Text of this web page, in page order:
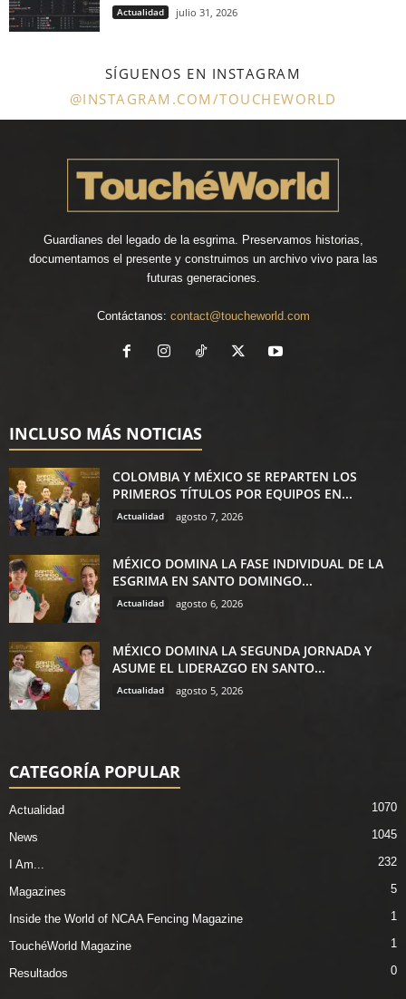
Actualidad julio 31, 2026
SÍGUENOS EN INSTAGRAM
@INSTAGRAM.COM/TOUCHEWORLD
Guardianes del legado de la esgrima. Preservamos historias,
documentamos el presente y construimos un archivo vivo para las
futuras generaciones.
Contáctanos: contact@toucheworld.com
INCLUSO MÁS NOTICIAS
COLOMBIA Y MÉXICO SE REPARTEN LOS
PRIMEROS TÍTULOS POR EQUIPOS EN...
Actualidad agosto 7, 2026
MÉXICO DOMINA LA FASE INDIVIDUAL DE LA
ESGRIMA EN SANTO DOMINGO...
Actualidad agosto 6, 2026
MÉXICO DOMINA LA SEGUNDA JORNADA Y
ASUME EL LIDERAZGO EN SANTO...
Actualidad agosto 5, 2026
CATEGORÍA POPULAR
Actualidad 1070
News 1045
I Am... 232
Magazines 5
Inside the World of NCAA Fencing Magazine 1
TouchéWorld Magazine 1
Resultados 0